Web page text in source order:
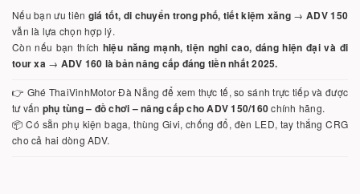
Nếu bạn ưu tiên giá tốt, di chuyển trong phố, tiết kiệm xăng→ADV 150
vẫn là lựa chọn hợp lý.
Còn nếu bạn thích hiệu năng mạnh, tiện nghi cao, dáng hiện đại và đi
tour xa → ADV 160 là bản nâng cấp đáng tiền nhất 2025.
👉 Ghé ThaiVinhMotor Đà Nẵng để xem thực tế, so sánh trực tiếp và được
tư vấn phụ tùng – đồ chơi – nâng cấp cho ADV 150/160chính hãng.
📦 Có sẵn phụ kiện baga, thùng Givi, chống đổ, đèn LED, tay thắng CRG
cho cả hai dòng ADV.